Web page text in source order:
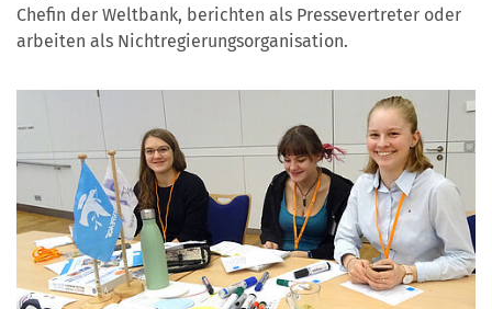
Chefin der Weltbank, berichten als Pressevertreter oder
arbeiten als Nichtregierungsorganisation.